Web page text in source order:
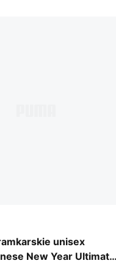
unisex
New Year Ultimate
Pink-PUMA White